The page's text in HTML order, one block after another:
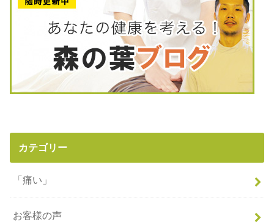
カテゴリー
「痛い」
お客様の声